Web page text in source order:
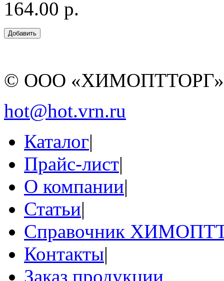
164.00 р.
© ООО
hot@hot.vrn.ru
Каталог|
Прайс-лист|
О компании|
Статьи|
Справочник
Контакты|
Заказ продукции